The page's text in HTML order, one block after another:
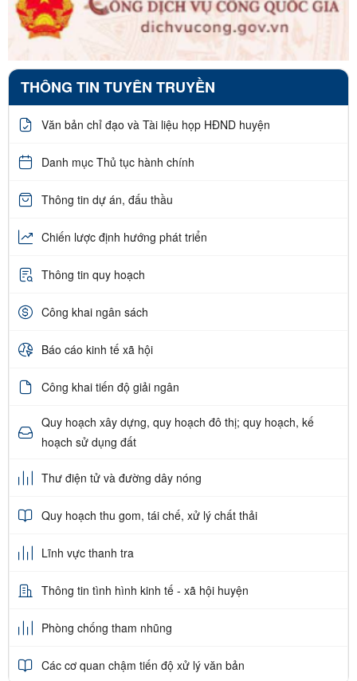
THÔNG TIN TUYÊN TRUYỀN
Văn bản chỉ đạo và Tài liệu họp HĐND huyện
Danh mục Thủ tục hành chính
Thông tin dự án, đấu thầu
Chiến lược định hướng phát triển
Thông tin quy hoạch
Công khai ngân sách
Báo cáo kinh tế xã hội
Công khai tiến độ giải ngân
Quy hoạch xây dựng, quy hoạch đô thị; quy hoạch, kế
hoạch sử dụng đất
Thư điện tử và đường dây nóng
Quy hoạch thu gom, tái chế, xử lý chất thải
Lĩnh vực thanh tra
Thông tin tình hình kinh tế - xã hội huyện
Phòng chống tham nhũng
Các cơ quan chậm tiến độ xử lý văn bản